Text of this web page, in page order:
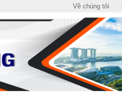
Về chúng tôi